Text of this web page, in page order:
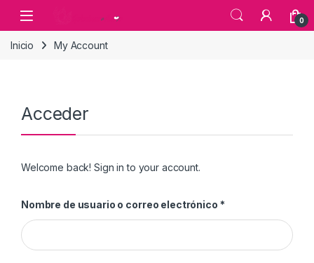
0
Inicio My Account
Acceder
Welcome back! Sign in to your account.
Nombre de usuario o correo electrónico *Obligatorio